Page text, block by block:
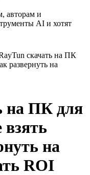
авторам и
AI и хотят
скачать на ПК
развернуть на
на ПК для
взять
на
ROI